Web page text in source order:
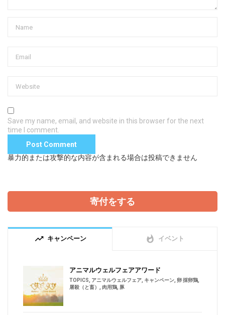
Save my name, email, and website in this browser for the next
time I comment.
暴力的または攻撃的な内容が含まれる場合は投稿できません
寄付をする
trending_up キャンペーン whatshot イベント
アニマルウェルフェアアワード
TOPICS アニマルウェルフェア キャンペーン 卵 採卵鶏
屠殺（と畜）
肉用鶏 豚